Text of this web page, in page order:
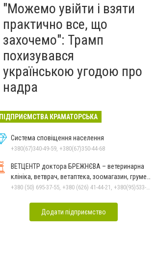
"Можемо увійти і взяти
практично все, що
захочемо": Трамп
похизувався
українською угодою про
надра
ПІДПРИЄМСТВА КРАМАТОРСЬКА
Система сповіщення населення
+380(67)340-49-59, +380(67)350-44-68
ВЕТЦЕНТР доктора БРЕЖНЄВА – ветеринарна
клініка, ветврач, ветаптека, зоомагазин, грумер,
стрижки.
+380 (50) 695-37-55, +380 (626) 41-44-21, +380(95)533-90-03
Додати підприємство